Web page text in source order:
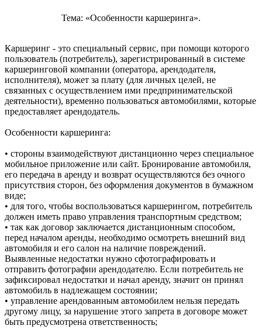
Тема: «Особенности каршеринга».
Каршеринг - это специальный сервис, при помощи которого
пользователь (потребитель), зарегистрированный в системе
каршеринговой компании (оператора, арендодателя,
исполнителя), может за плату (для личных целей, не
связанных с осуществлением ими предпринимательской
деятельности), временно пользоваться автомобилями, которые
предоставляет арендодатель.
Особенности каршеринга:
• стороны взаимодействуют дистанционно через специальное
мобильное приложение или сайт. Бронирование автомобиля,
его передача в аренду и возврат осуществляются без очного
присутствия сторон, без оформления документов в бумажном
виде;
• для того, чтобы воспользоваться каршерингом, потребитель
должен иметь право управления транспортным средством;
• так как договор заключается дистанционным способом,
перед началом аренды, необходимо осмотреть внешний вид
автомобиля и его салон на наличие повреждений.
Выявленные недостатки нужно сфотографировать и
отправить фотографии арендодателю. Если потребитель не
зафиксировал недостатки и начал аренду, значит он принял
автомобиль в надлежащем состоянии;
• управление арендованным автомобилем нельзя передать
другому лицу, за нарушение этого запрета в договоре может
быть предусмотрена ответственность;